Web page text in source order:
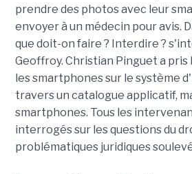
prendre des photos avec leur
envoyer à un médecin pour avis.
que doit-on faire ? Interdire ?
Geoffroy. Christian Pinguet a
les smartphones sur le système
travers un catalogue applicatif,
smartphones. Tous les
interrogés sur les questions du
problématiques juridiques